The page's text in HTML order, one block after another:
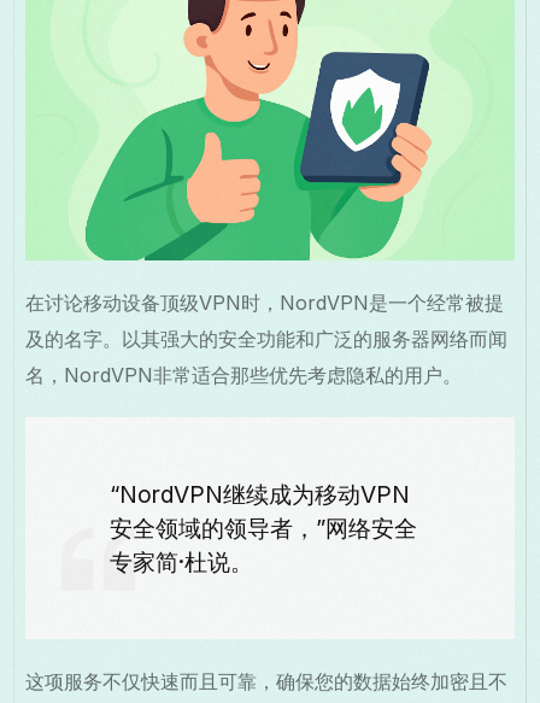
在讨论移动设备顶级VPN时，NordVPN是一个经常被提
及的名字。以其强大的安全功能和广泛的服务器网络而闻
名，NordVPN非常适合那些优先考虑隐私的用户。
“NordVPN继续成为移动VPN
安全领域的领导者，”网络安全
专家简·杜说。
这项服务不仅快速而且可靠，确保您的数据始终加密且不